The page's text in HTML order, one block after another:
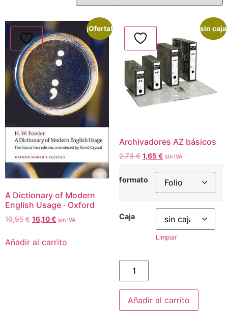
¡Oferta!
A Dictionary of Modern
English Usage · Oxford
16,95€ 16,10€ sin IVA
Añadir al carrito
¡Oferta!
sin caja
Archivadores AZ básicos
2,73€ 1,65€ sin IVA
formato
Caja
Limpiar
Añadir al carrito